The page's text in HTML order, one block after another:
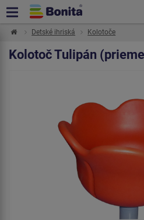
Detské ihriská Kolotoče
Kolotoč Tulipán